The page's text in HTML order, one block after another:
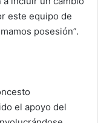
este equipo de
posesión”.
el apoyo del